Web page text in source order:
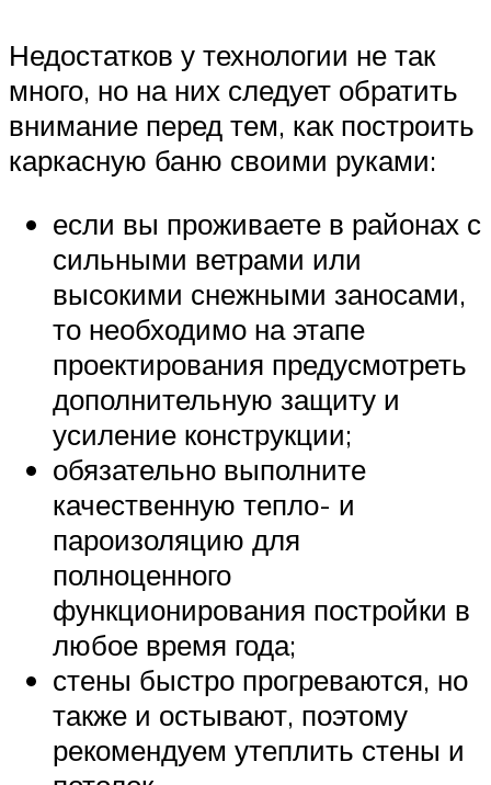
Недостатков у технологии не так
много, но на них следует обратить
внимание перед тем, как построить
каркасную баню своими руками:
если вы проживаете в районах с
сильными ветрами или
высокими снежными заносами,
то необходимо на этапе
проектирования предусмотреть
дополнительную защиту и
усиление конструкции;
обязательно выполните
качественную тепло- и
пароизоляцию для
полноценного
функционирования постройки в
любое время года;
стены быстро прогреваются, но
также и остывают, поэтому
рекомендуем утеплить стены и